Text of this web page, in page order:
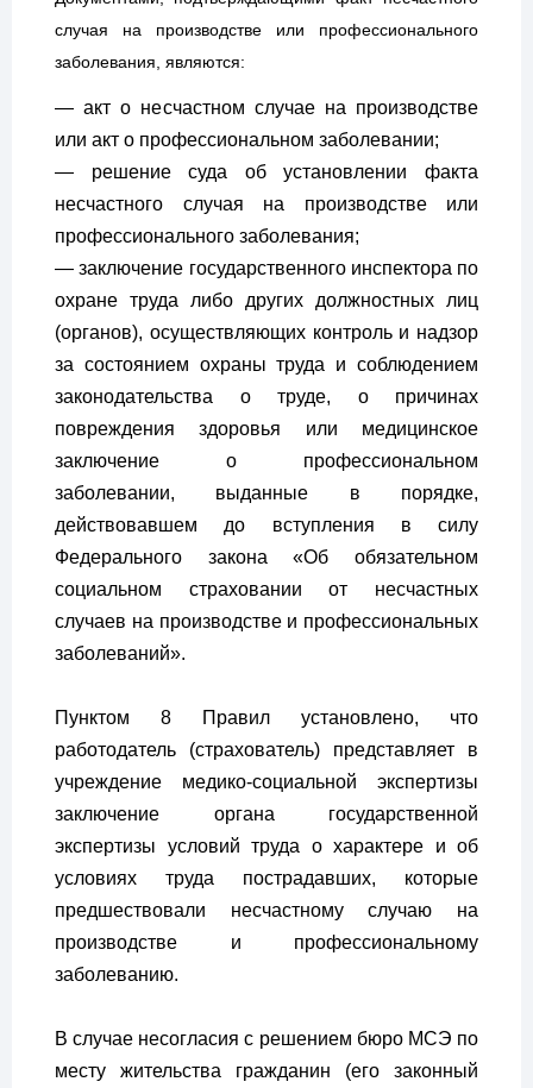
случая на производстве или профессионального
заболевания, являются:
— акт о несчастном случае на производстве
или акт о профессиональном заболевании;
— решение суда об установлении факта
несчастного случая на производстве или
профессионального заболевания;
— заключение государственного инспектора по
охране труда либо других должностных лиц
(органов), осуществляющих контроль и надзор
за состоянием охраны труда и соблюдением
законодательства о труде, о причинах
повреждения здоровья или медицинское
заключение о профессиональном
заболевании, выданные в порядке,
действовавшем до вступления в силу
Федерального закона «Об обязательном
социальном страховании от несчастных
случаев на производстве и профессиональных
заболеваний».
Пунктом 8 Правил установлено, что
работодатель (страхователь) представляет в
учреждение медико-социальной экспертизы
заключение органа государственной
экспертизы условий труда о характере и об
условиях труда пострадавших, которые
предшествовали несчастному случаю на
производстве и профессиональному
заболеванию.
В случае несогласия с решением бюро МСЭ по
месту жительства гражданин (его законный